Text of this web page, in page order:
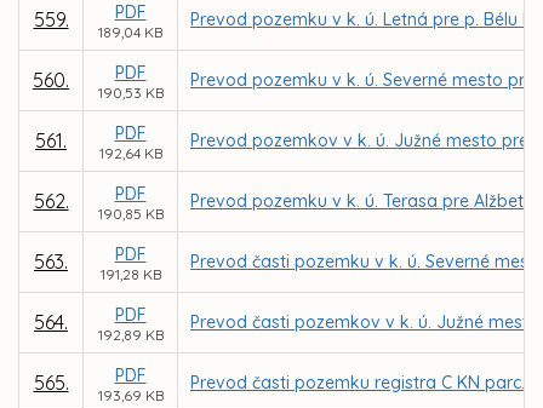
559. PDF
189,04 KB
Prevod pozemku v k. ú. Letná pre p. Bélu
560. PDF
190,53 KB
Prevod pozemku v k. ú. Severné mesto pre
561. PDF
192,64 KB
Prevod pozemkov v k. ú. Južné mesto pre
562. PDF
190,85 KB
Prevod pozemku v k. ú. Terasa pre Alžbetu
563. PDF
191,28 KB
Prevod časti pozemku v k. ú. Severné
564. PDF
192,89 KB
Prevod časti pozemkov v k. ú. Južné mesto
565. PDF
193,69 KB
Prevod časti pozemku registra C KN parc.